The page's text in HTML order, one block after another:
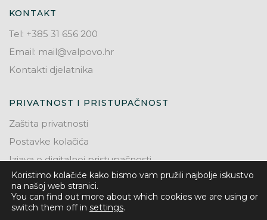
KONTAKT
Tel: +385 31 656 200
Email: mail@valpovo.hr
Kontakti djelatnika
PRIVATNOST I PRISTUPAČNOST
Zaštita privatnosti
Postavke kolačića
Izjava o digitalnoj pristupačnosti
Koristimo kolačiće kako bismo vam pružili najbolje iskustvo
na našoj web stranici.
You can find out more about which cookies we are using or
switch them off in settings.